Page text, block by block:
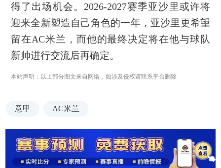
得了出场机会。2026-2027赛季亚沙里或许将
迎来全新塑造自己角色的一年，亚沙里更希望
留在AC米兰，而他的最终决定将在他与球队
新帅进行交流后再确定。
本站声明：以上部分图文来自网络，如涉及侵权请联系平台删除
意甲 AC米兰